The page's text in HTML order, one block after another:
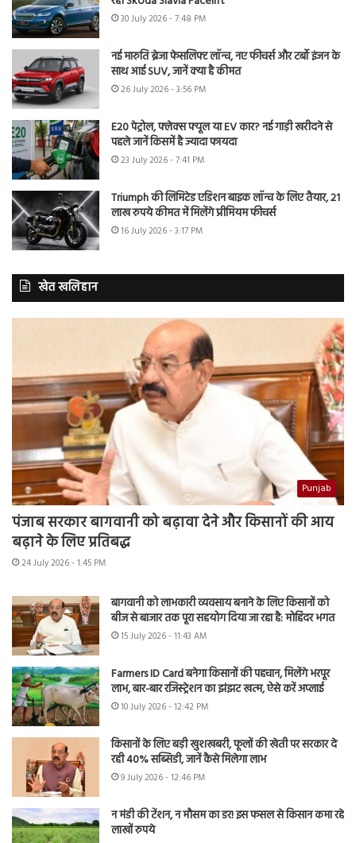
30 July 2026 - 7:48 PM
नई मारुति ब्रेजा फेसलिफ्ट लॉन्च, नए फीचर्स और टर्बो इंजन के
साथ आई SUV, जानें क्या है कीमत
26 July 2026 - 3:56 PM
E20 पेट्रोल, फ्लेक्स फ्यूल या EV कार? नई गाड़ी खरीदने से
पहले जानें किसमें है ज्यादा फायदा
23 July 2026 - 7:41 PM
Triumph की लिमिटेड एडिशन बाइक लॉन्च के लिए तैयार, 21
लाख रुपये कीमत में मिलेंगे प्रीमियम फीचर्स
16 July 2026 - 3:17 PM
खेत खलिहान
Punjab
पंजाब सरकार बागवानी को बढ़ावा देने और किसानों की आय
बढ़ाने के लिए प्रतिबद्ध
24 July 2026 - 1:45 PM
बागवानी को लाभकारी व्यवसाय बनाने के लिए किसानों को
बीज से बाजार तक पूरा सहयोग दिया जा रहा है: मोहिंदर भगत
15 July 2026 - 11:43 AM
Farmers ID Card बनेगा किसानों की पहचान, मिलेंगे भरपूर
लाभ, बार-बार रजिस्ट्रेशन का झंझट खत्म, ऐसे करें अप्लाई
10 July 2026 - 12:42 PM
किसानों के लिए बड़ी खुशखबरी, फूलों की खेती पर सरकार दे
रही 40% सब्सिडी, जानें कैसे मिलेगा लाभ
9 July 2026 - 12:46 PM
न मंडी की टेंशन, न मौसम का डर! इस फसल से किसान कमा रहे
लाखों रुपये